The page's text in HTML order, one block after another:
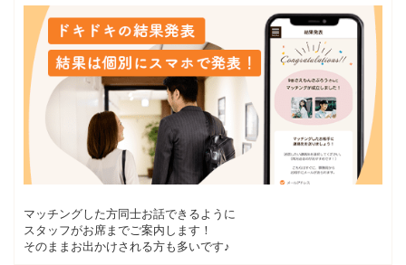
マッチングした方同士お話できるように
スタッフがお席までご案内します！
そのままお出かけされる方も多いです♪